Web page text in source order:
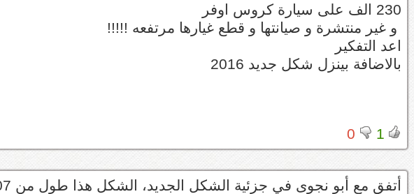
230 الف على سيارة كروس اوفر
و غير منتشرة و صيانتها و قطع غيارها مرتفعه !!!!!
اعد التفكير
بالاضافة بينزل شكل جديد 2016
1
0